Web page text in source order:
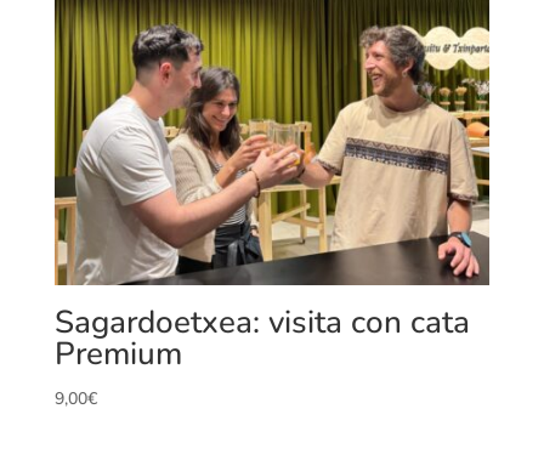
Sagardoetxea: visita con cata
Premium
9,00€